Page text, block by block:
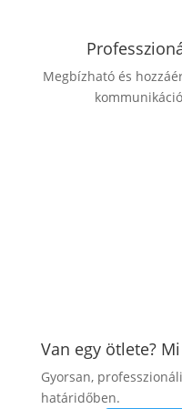
Megbízható és
Van egy ötlete?
Gyorsan,
határidőben.